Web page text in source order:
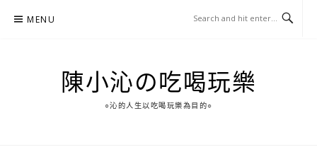
MENU
陳小沁の吃喝玩樂
○沁的人生以吃喝玩樂為目的○